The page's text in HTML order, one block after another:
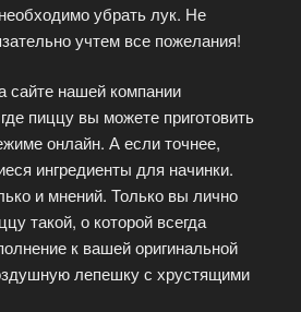
убрать лук. Не
учтем все пожелания!
сайте нашей компании
пиццу вы можете приготовить
онлайн. А если точнее,
ингредиенты для начинки.
и мнений. Только вы лично
такой, о которой всегда
к вашей оригинальной
лепешку с хрустящими